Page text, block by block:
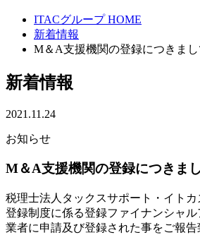
ITACグループ HOME
新着情報
M＆A支援機関の登録につきまし
新着情報
2021.11.24
お知らせ
M＆A支援機関の登録につきまし
税理士法人タックスサポート・イト
登録制度に係る登録ファイナンシャ
業者に申請及び登録された事をご報告